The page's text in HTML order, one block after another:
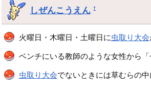
しぜんこうえん †
火曜日・木曜日・土曜日に虫取り大会
ベンチにいる教師のような女性から「
虫取り大会でないときには草むらの